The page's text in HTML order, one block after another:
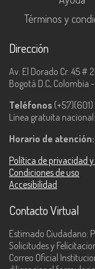
Términos y
Dirección
Av. El Dorado Cr. 45 #
Bogotá D.C, Colombia -
Teléfonos
Línea gratuita
Horario de atención:
Política de privacidad
Condiciones de uso
Accesibilidad
Contacto Virtual
Estimado Ciudadano:
Solicitudes y
Correo Oficial